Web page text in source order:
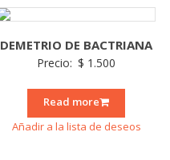
DEMETRIO DE BACTRIANA
Precio: $ 1.500
Read more
Añadir a la lista de deseos